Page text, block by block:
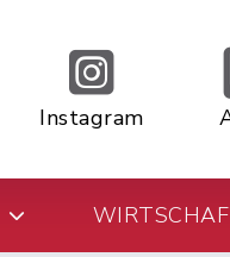
Instagram